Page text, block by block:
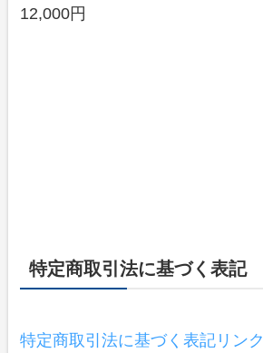
12,000円
特定商取引法に基づく表記
特定商取引法に基づく表記リンク